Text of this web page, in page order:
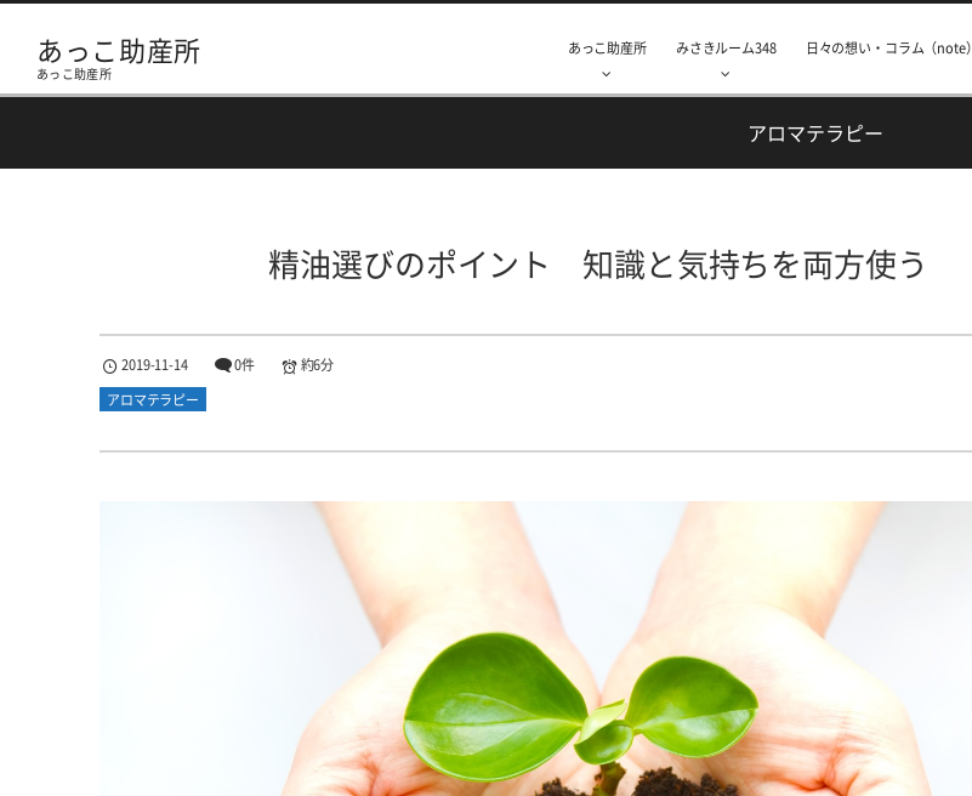
あっこ助産所
あっこ助産所
あっこ助産所 みさきルーム348 日々の想い・コラム（note）
アロマテラピー
精油選びのポイント 知識と気持ちを両方使う
2019-11-14 0件
約6分
アロマテラピー